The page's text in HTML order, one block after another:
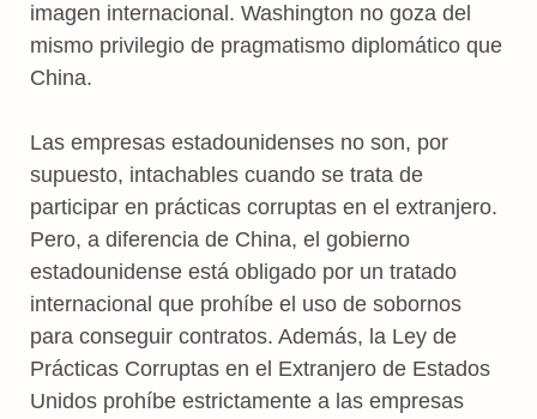
imagen internacional. Washington no goza del
mismo privilegio de pragmatismo diplomático que
China.
Las empresas estadounidenses no son, por
supuesto, intachables cuando se trata de
participar en prácticas corruptas en el extranjero.
Pero, a diferencia de China, el gobierno
estadounidense está obligado por un tratado
internacional que prohíbe el uso de sobornos
para conseguir contratos. Además, la Ley de
Prácticas Corruptas en el Extranjero de Estados
Unidos prohíbe estrictamente a las empresas